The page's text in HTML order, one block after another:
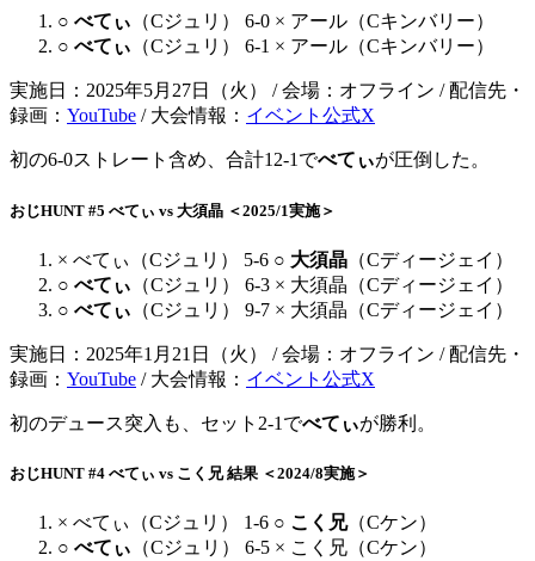
○ べてぃ （Cジュリ） 6-0 × アール（Cキンバリー）
○ べてぃ （Cジュリ） 6-1 × アール（Cキンバリー）
実施日：2025年5月27日（火） / 会場：オフライン / 配信先・
録画： YouTube / 大会情報： イベント公式X
初の6-0ストレート含め、合計12-1でべてぃが圧倒した。
おじHUNT #5 べてぃ vs 大須晶 ＜2025/1実施＞
× べてぃ（Cジュリ） 5-6 ○ 大須晶 （Cディージェイ）
○ べてぃ （Cジュリ） 6-3 × 大須晶（Cディージェイ）
○ べてぃ （Cジュリ） 9-7 × 大須晶（Cディージェイ）
実施日：2025年1月21日（火） / 会場：オフライン / 配信先・
録画： YouTube / 大会情報： イベント公式X
初のデュース突入も、セット2-1でべてぃが勝利。
おじHUNT #4 べてぃ vs こく兄 結果 ＜2024/8実施＞
× べてぃ（Cジュリ） 1-6 ○ こく兄（Cケン）
○ べてぃ （Cジュリ） 6-5 × こく兄（Cケン）